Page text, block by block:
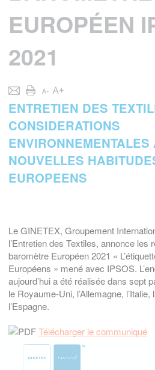
EUROPÉEN
2021
ENTRETIEN DES
CONSIDERATIONS
NOUVELLES
EUROPEENS
Le GINETEX, Groupement
l’Entretien des Textiles, annonce les
baromètre Européen 2021 «
Européens » mené avec IPSOS.
aujourd’hui a été réalisée dans sept
le Royaume-Uni, l’Allemagne,
l’Espagne.
Télécharger le communiqué